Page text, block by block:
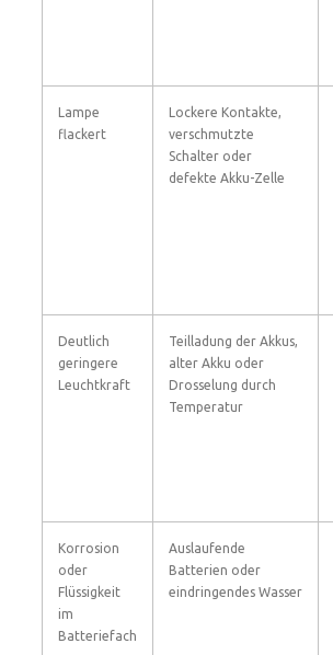
Lampe
flackert
Lockere Kontakte,
verschmutzte
Schalter oder
defekte Akku-Zelle
Deutlich
geringere
Leuchtkraft
Teilladung der Akkus,
alter Akku oder
Drosselung durch
Temperatur
Korrosion
oder
Flüssigkeit
im
Batteriefach
Auslaufende
Batterien oder
eindringendes Wasser